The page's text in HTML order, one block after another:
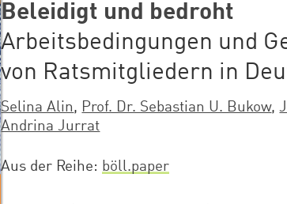
Beleidigt und bedroht
Arbeitsbedingungen und
von Ratsmitgliedern in
Selina Alin, Prof. Dr. Sebastian U. Bukow,
Andrina Jurrat
Aus der Reihe böll.paper